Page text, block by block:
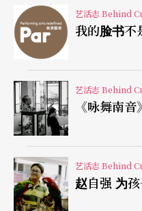
建构起俄罗斯北方一座
一湖之隔就是文明世界
何政府机构的生活，
责采买岛上所有人需要
的状态……看来写实的
许多大胆超现实的荒诞
以《爱无止尽》拿下柏
提．阿金（Fatih Akin
艺活志 Behind
我的脸书不
艺活志 Behind
《咏舞南
艺活志 Behind
赵自强 为